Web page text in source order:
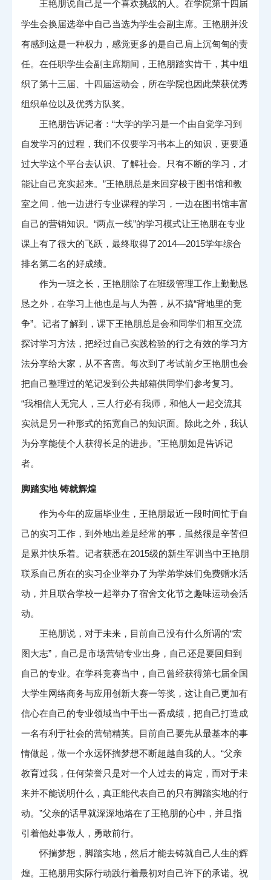
王艳朋说自己是一个喜欢挑战的人。在学院第十四届
学生会换届选举中自己当选为学生会副主席。王艳朋并没
有感到这是一种权力，感觉更多的是自己肩上沉甸甸的责
任。在任职学生会副主席期间，王艳朋踏实肯干，其中组
织了第十三届、十四届运动会，所在学院也因此荣获优秀
组织单位以及优秀方队奖。
王艳朋告诉记者：“大学的学习是一个由自觉学习到
自发学习的过程，我们不仅要学习书本上的知识，更要通
过大学这个平台去认识、了解社会。只有不断的学习，才
能让自己充实起来。”王艳朋总是来回穿梭于图书馆和教
室之间，他一边进行专业课程的学习，一边在图书馆丰富
自己的营销知识。“两点一线”的学习模式让王艳朋在专业
课上有了很大的飞跃，最终取得了2014—2015学年综合
排名第二名的好成绩。
作为一班之长，王艳朋除了在班级管理工作上勤勤恳
恳之外，在学习上他也是与人为善，从不搞“背地里的竞
争”。记者了解到，课下王艳朋总是会和同学们相互交流
探讨学习方法，把经过自己实践检验的行之有效的学习方
法分享给大家，从不吝啬。每次到了考试前夕王艳朋也会
把自己整理过的笔记发到公共邮箱供同学们参考复习。
“我相信人无完人，三人行必有我师，和他人一起交流其
实就是另一种形式的拓宽自己的知识面。除此之外，我认
为分享能使个人获得长足的进步。”王艳朋如是告诉记
者。
脚踏实地 铸就辉煌
作为今年的应届毕业生，王艳朋最近一段时间忙于自
己的实习工作，到外地出差是经常的事，虽然很是辛苦但
是累并快乐着。记者获悉在2015级的新生军训当中王艳朋
联系自己所在的实习企业举办了为学弟学妹们免费赠水活
动，并且联合学校一起举办了宿舍文化节之趣味运动会活
动。
王艳朋说，对于未来，目前自己没有什么所谓的“宏
图大志”，自己是市场营销专业出身，自己还是要回归到
自己的专业。在学科竞赛当中，自己曾经获得第七届全国
大学生网络商务与应用创新大赛一等奖，这让自己更加有
信心在自己的专业领域当中干出一番成绩，把自己打造成
一名有利于社会的营销精英。目前自己要先从最基本的事
情做起，做一个永远怀揣梦想不断超越自我的人。“父亲
教育过我，任何荣誉只是对一个人过去的肯定，而对于未
来并不能说明什么，真正能代表自己的只有脚踏实地的行
动。”父亲的话早就深深地烙在了王艳朋的心中，并且指
引着他处事做人，勇敢前行。
怀揣梦想，脚踏实地，然后才能去铸就自己人生的辉
煌。王艳朋用实际行动践行着最初对自己许下的承诺。祝